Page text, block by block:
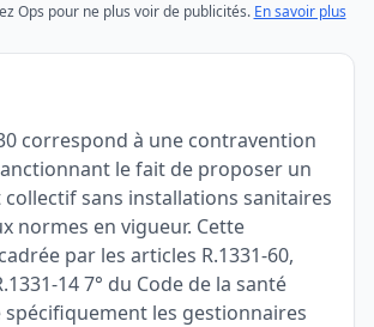
Ops pour ne plus voir de publicités. En savoir plus
correspond à une contravention
le fait de proposer un
sans installations sanitaires
normes en vigueur. Cette
par les articles R.1331-60,
14 7° du Code de la santé
spécifiquement les gestionnaires